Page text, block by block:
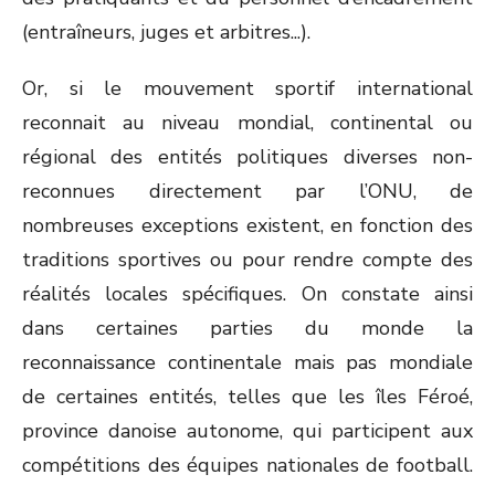
(entraîneurs, juges et arbitres...).
Or, si le mouvement sportif international
reconnait au niveau mondial, continental ou
régional des entités politiques diverses non-
reconnues directement par l’ONU, de
nombreuses exceptions existent, en fonction des
traditions sportives ou pour rendre compte des
réalités locales spécifiques. On constate ainsi
dans certaines parties du monde la
reconnaissance continentale mais pas mondiale
de certaines entités, telles que les îles Féroé,
province danoise autonome, qui participent aux
compétitions des équipes nationales de football.